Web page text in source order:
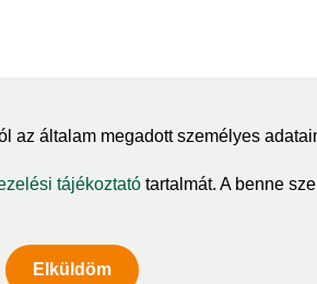
az általam megadott személyes
tájékoztató tartalmát. A benne
Elküldöm